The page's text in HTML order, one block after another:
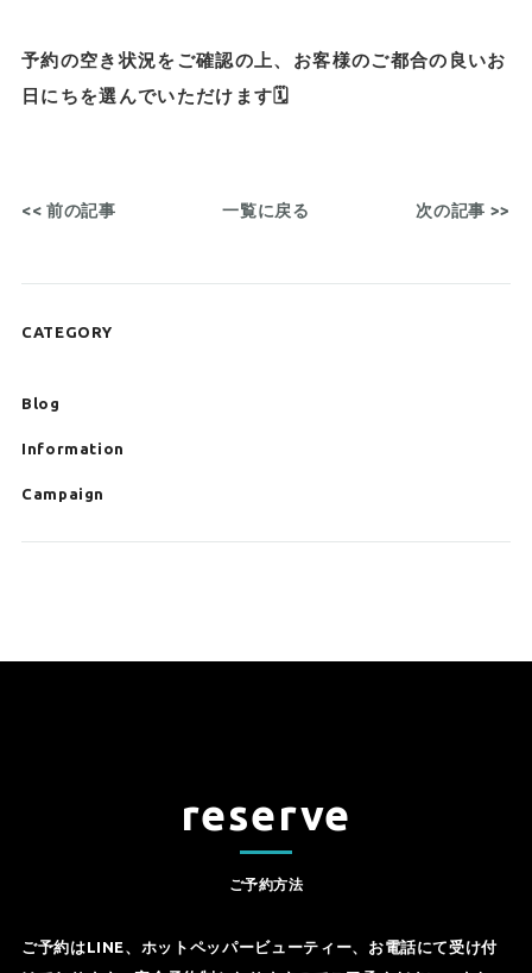
予約の空き状況をご確認の上、お客様のご都合の良いお
日にちを選んでいただけます🗓️
<< 前の記事 一覧に戻る 次の記事 >>
CATEGORY
Blog
Information
Campaign
reserve
ご予約方法
ご予約はLINE、ホットペッパービューティー、お電話にて受け付